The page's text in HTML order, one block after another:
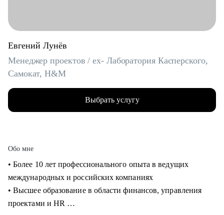
Евгений Лунёв
Менеджер проектов / ex- Лаборатория Касперского,
Самокат, H&M
Выбрать услугу
Обо мне
• Более 10 лет профессионального опыта в ведущих
международных и российских компаниях
• Высшее образование в области финансов, управления
проектами и HR